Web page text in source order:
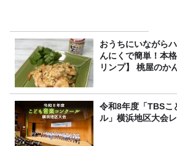
おうちにいながら
んにくで簡単！本
リンプ】 桃屋のか
令和8年度「TBSこ
ル」横浜地区大会